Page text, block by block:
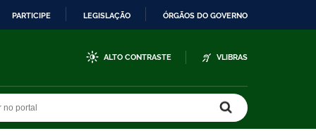
PARTICIPE LEGISLAÇÃO ÓRGÃOS DO GOVERNO
ALTO CONTRASTE VLIBRAS